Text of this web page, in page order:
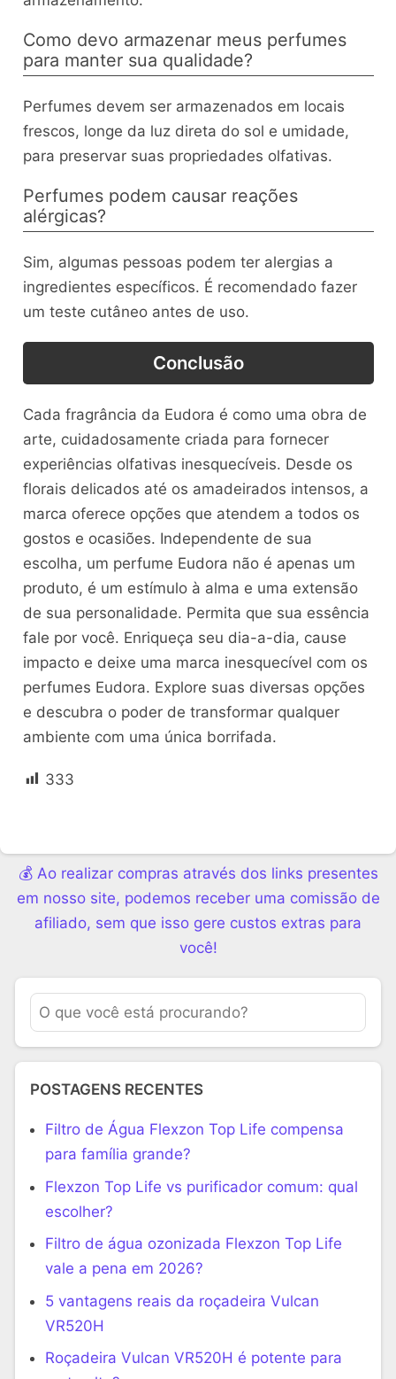
Como devo armazenar meus perfumes
para manter sua qualidade?
Perfumes devem ser armazenados em locais
frescos, longe da luz direta do sol e umidade,
para preservar suas propriedades olfativas.
Perfumes podem causar reações
alérgicas?
Sim, algumas pessoas podem ter alergias a
ingredientes específicos. É recomendado fazer
um teste cutâneo antes de uso.
Conclusão
Cada fragrância da Eudora é como uma obra de
arte, cuidadosamente criada para fornecer
experiências olfativas inesquecíveis. Desde os
florais delicados até os amadeirados intensos, a
marca oferece opções que atendem a todos os
gostos e ocasiões. Independente de sua
escolha, um perfume Eudora não é apenas um
produto, é um estímulo à alma e uma extensão
de sua personalidade. Permita que sua essência
fale por você. Enriqueça seu dia-a-dia, cause
impacto e deixe uma marca inesquecível com os
perfumes Eudora. Explore suas diversas opções
e descubra o poder de transformar qualquer
ambiente com uma única borrifada.
333
💰 Ao realizar compras através dos links presentes
em nosso site, podemos receber uma comissão de
afiliado, sem que isso gere custos extras para
você!
POSTAGENS RECENTES
Filtro de Água Flexzon Top Life compensa
para família grande?
Flexzon Top Life vs purificador comum: qual
escolher?
Filtro de água ozonizada Flexzon Top Life
vale a pena em 2026?
5 vantagens reais da roçadeira Vulcan
VR520H
Roçadeira Vulcan VR520H é potente para